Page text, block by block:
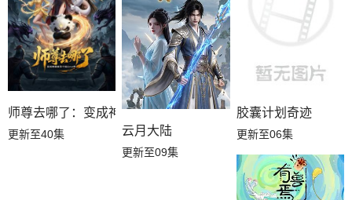
师尊去哪了：变成神兽被五个徒儿rua秃
更新至40集 云月大陆
更新至09集
胶囊计划奇迹
更新至06集